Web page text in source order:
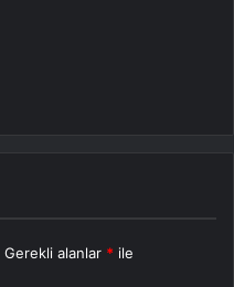
Gerekli alanlar * ile